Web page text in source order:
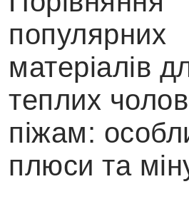
популярних
матеріалів
теплих
піжам:
плюси та